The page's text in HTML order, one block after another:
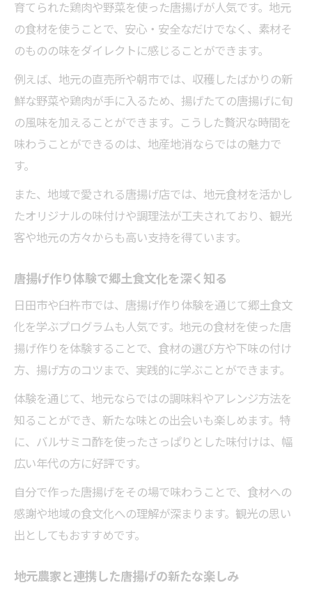
育てられた鶏肉や野菜を使った唐揚げが人気です。地元
の食材を使うことで、安心・安全なだけでなく、素材そ
のものの味をダイレクトに感じることができます。
例えば、地元の直売所や朝市では、収穫したばかりの新
鮮な野菜や鶏肉が手に入るため、揚げたての唐揚げに旬
の風味を加えることができます。こうした贅沢な時間を
味わうことができるのは、地産地消ならではの魅力で
す。
また、地域で愛される唐揚げ店では、地元食材を活かし
たオリジナルの味付けや調理法が工夫されており、観光
客や地元の方々からも高い支持を得ています。
唐揚げ作り体験で郷土食文化を深く知る
日田市や臼杵市では、唐揚げ作り体験を通じて郷土食文
化を学ぶプログラムも人気です。地元の食材を使った唐
揚げ作りを体験することで、食材の選び方や下味の付け
方、揚げ方のコツまで、実践的に学ぶことができます。
体験を通じて、地元ならではの調味料やアレンジ方法を
知ることができ、新たな味との出会いも楽しめます。特
に、バルサミコ酢を使ったさっぱりとした味付けは、幅
広い年代の方に好評です。
自分で作った唐揚げをその場で味わうことで、食材への
感謝や地域の食文化への理解が深まります。観光の思い
出としてもおすすめです。
地元農家と連携した唐揚げの新たな楽しみ